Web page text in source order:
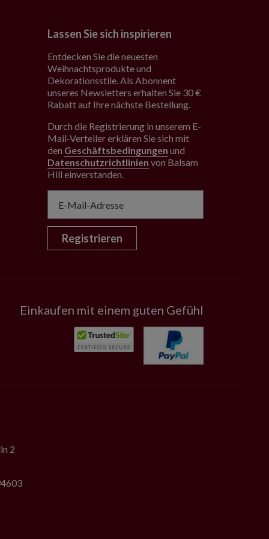
Lassen Sie sich inspirieren
Entdecken Sie die neuesten
Weihnachtsprodukte und
Dekorationsstile. Als Abonnent
unseres Newsletters erhalten Sie 30 €
Rabatt auf Ihre nächste Bestellung.
Durch die Registrierung in unserem E-
Mail-Verteiler erklären Sie sich mit
den Geschäftsbedingungen und
Datenschutzrichtlinien von Balsam
Hill einverstanden.
Registrieren
Einkaufen mit einem guten Gefühl
2